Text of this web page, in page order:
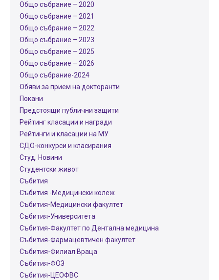
Общо събрание – 2020
Общо събрание – 2021
Общо събрание – 2022
Общо събрание – 2023
Общо събрание – 2025
Общо събрание – 2026
Общо събрание-2024
Обяви за прием на докторанти
Покани
Предстоящи публични защити
Рейтинг класации и награди
Рейтинги и класации на МУ
СДО-конкурси и класирания
Студ. Новини
Студентски живот
Събития
Събития -Медицински колеж
Събития-Медицински факултет
Събития-Университета
Събития-Факултет по Дентална медицина
Събития-Фармацевтичен факултет
Събития-Филиал Враца
Събития-ФОЗ
Събития-ЦЕОФВС